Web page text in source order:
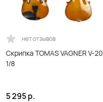
нет отзывов
Скрипка TOMAS VAGNER V-20
1/8
5 295р.